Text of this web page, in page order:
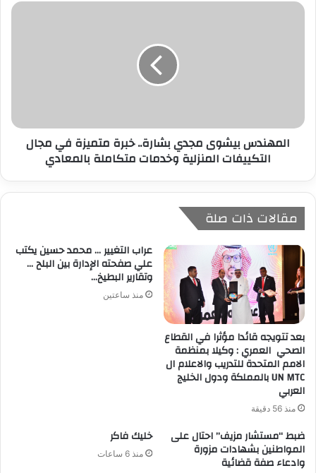
المهندس بيشوى مجدي بشارة.. خبرة متميزة في مجال
التكييفات المنزلية وخدمات متكاملة بالمعادي
مقالات ذات صلة
بعد تتويجه قائدا مؤثرا في القطاع
الصحي العمري : وكيلا بمنظمة
الامم المتحدة للتدريب والاعلام ال
UN MTC بالمملكة ودول الخليج
العربي
منذ 56 دقيقة
عراب التغيير … محمد حسين يكتب
علي صفحته الإدارة بين البلح …
وتقارير البطيخ…
منذ ساعتين
ضبط “مستشار مزيف” احتال على
المواطنين بشهادات مزورة
وادعاء صفة قضائية
خليك فاكر
منذ 6 ساعات